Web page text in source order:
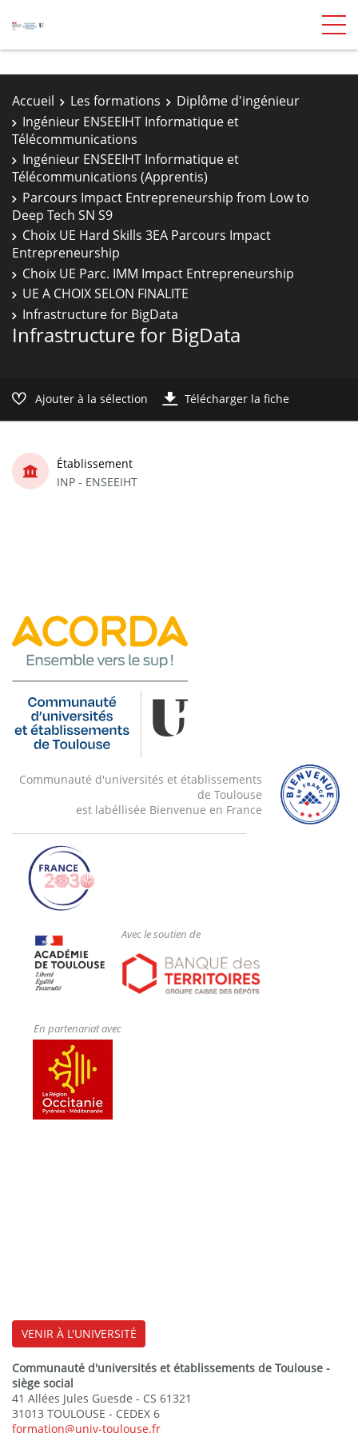
Accueil Les formations
Diplôme d'ingénieur
Ingénieur ENSEEIHT Informatique et
Télécommunications
Ingénieur ENSEEIHT Informatique et
Télécommunications (Apprentis)
Parcours Impact Entrepreneurship from Low to
Deep Tech SN S9
Choix UE Hard Skills 3EA Parcours Impact
Entrepreneurship
Choix UE Parc. IMM Impact Entrepreneurship
UE A CHOIX SELON FINALITE
Infrastructure for BigData
Infrastructure for BigData
Ajouter à la sélection Télécharger la fiche
Établissement
INP - ENSEEIHT
Communauté d'universités et établissements
de Toulouse
est labéllisée Bienvenue en France
Avec le soutien de
En partenariat avec
VENIR À L'UNIVERSITÉ
Communauté d'universités et établissements de Toulouse -
siège social
41 Allées Jules Guesde - CS 61321
31013 TOULOUSE - CEDEX 6
formation@univ-toulouse.fr